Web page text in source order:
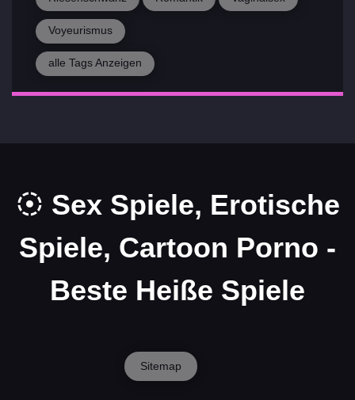
Voyeurismus
alle Tags Anzeigen
Sex Spiele, Erotische
Spiele, Cartoon Porno -
Beste Heiße Spiele
Sitemap